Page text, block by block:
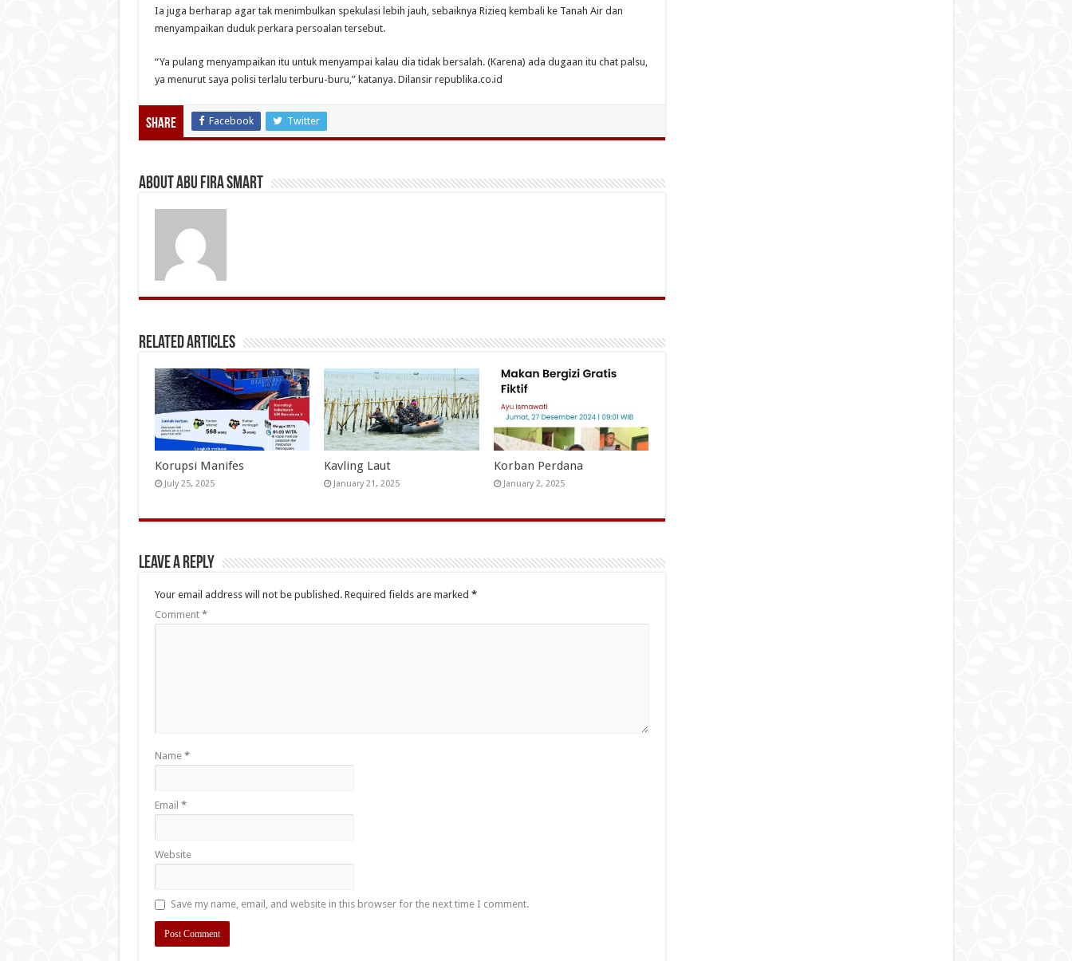
Ia juga berharap agar tak menimbulkan spekulasi lebih jauh, sebaiknya Rizieq kembali ke Tanah Air dan
menyampaikan duduk perkara persoalan tersebut.
“Ya pulang menyampaikan itu untuk menyampai kalau dia tidak bersalah. (Karena) ada dugaan itu chat palsu,
ya menurut saya polisi terlalu terburu-buru,” katanya. Dilansir republika.co.id
Share Facebook Twitter
About Abu Fira Smart
Related Articles
Korupsi Manifes
July 25, 2025
Kavling Laut
January 21, 2025
Korban Perdana
January 2, 2025
Leave a Reply
Your email address will not be published. Required fields are marked *
Comment *
Name *
Email *
Website
Save my name, email, and website in this browser for the next time I comment.